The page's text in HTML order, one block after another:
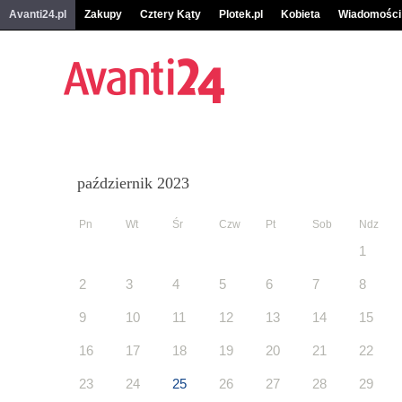
Avanti24.pl Zakupy Cztery Kąty Plotek.pl Kobieta Wiadomości
październik 2023
Pn Wt Śr Czw Pt Sob Ndz
1
2 3 4 5 6 7 8
9 10 11 12 13 14 15
16 17 18 19 20 21 22
23 24 25 26 27 28 29